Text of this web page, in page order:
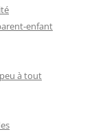
enfant
à tout